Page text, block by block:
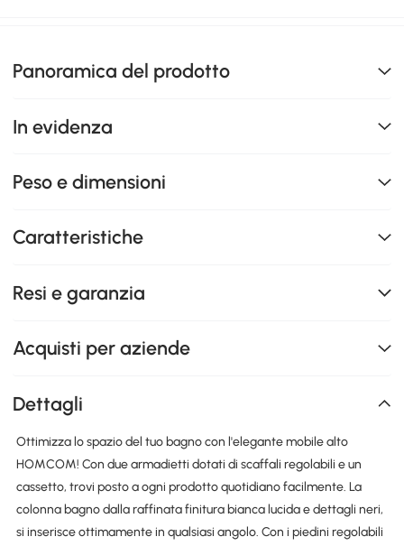
Panoramica del prodotto
In evidenza
Peso e dimensioni
Caratteristiche
Resi e garanzia
Acquisti per aziende
Dettagli
Ottimizza lo spazio del tuo bagno con l'elegante mobile alto
HOMCOM! Con due armadietti dotati di scaffali regolabili e un
cassetto, trovi posto a ogni prodotto quotidiano facilmente. La
colonna bagno dalla raffinata finitura bianca lucida e dettagli neri,
si inserisce ottimamente in qualsiasi angolo. Con i piedini regolabili